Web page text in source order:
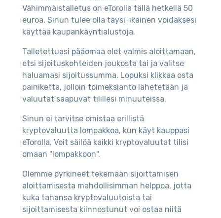
Vähimmäistalletus on eTorolla tällä hetkellä 50
euroa. Sinun tulee olla täysi-ikäinen voidaksesi
käyttää kaupankäyntialustoja.
Talletettuasi pääomaa olet valmis aloittamaan,
etsi sijoituskohteiden joukosta tai ja valitse
haluamasi sijoitussumma. Lopuksi klikkaa osta
painiketta, jolloin toimeksianto lähetetään ja
valuutat saapuvat tilillesi minuuteissa.
Sinun ei tarvitse omistaa erillistä
kryptovaluutta lompakkoa, kun käyt kauppasi
eTorolla. Voit säilöä kaikki kryptovaluutat tilisi
omaan "lompakkoon".
Olemme pyrkineet tekemään sijoittamisen
aloittamisesta mahdollisimman helppoa, jotta
kuka tahansa kryptovaluutoista tai
sijoittamisesta kiinnostunut voi ostaa niitä